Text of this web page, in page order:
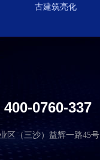
古建筑亮化
400-0760-337
区（三沙）益辉一路45号